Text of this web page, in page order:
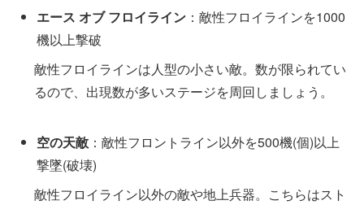
エース オブ フロイライン ：敵性フロイラインを1000
機以上撃破
敵性フロイラインは人型の小さい敵。数が限られてい
るので、出現数が多いステージを周回しましょう。
空の天敵 ：敵性フロントライン以外を500機(個)以上
撃墜(破壊)
敵性フロイライン以外の敵や地上兵器。こちらはスト